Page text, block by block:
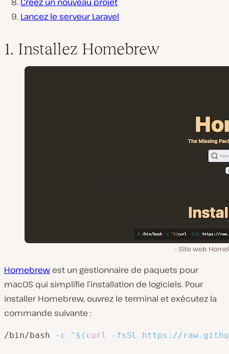
Lancez le serveur Laravel
1. Installez Homebrew
Site web
Homebrew est un gestionnaire de paquets pour
macOS qui simplifie l’installation de logiciels. Pour
installer Homebrew, ouvrez le terminal et exécutez la
commande suivante :
/bin/bash -c " $( curl -fsSL https://